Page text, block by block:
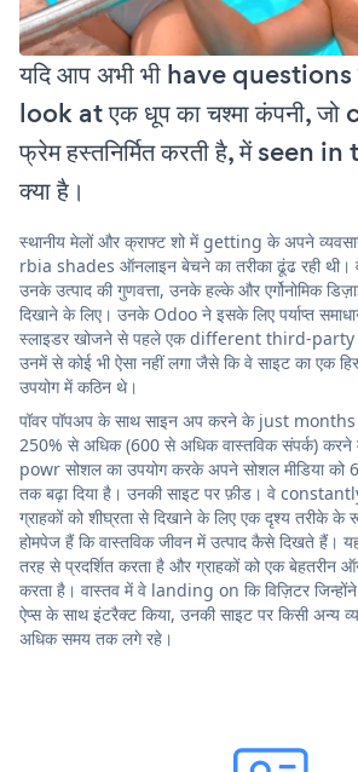
यदि आप अभी भी have questions
look at एक धूप का चश्मा कंपनी,
फ्रेम हस्तनिर्मित करती है, में seen
क्या है।
स्थानीय मेलों और क्राफ्ट शो में getting के अपने
rbia shades ऑनलाइन बेचने का तरीका ढूंढ रही
उनके उत्पाद की गुणवत्ता, उनके हल्के और एर्गोनोमिक
दिखाने के लिए। उनके Odoo ने इसके लिए पर्याप्त
स्लाइडर खोजने से पहले एक different third-party
उनमें से कोई भी ऐसा नहीं लगा जैसे कि वे साइट का एक
उपयोग में कठिन थे।
पॉवर पॉपअप के साथ साइन अप करने के just months
250% से अधिक (600 से अधिक वास्तविक संपर्क)
powr सोशल का उपयोग करके अपने सोशल मीडिया को
तक बढ़ा दिया है। उनकी साइट पर फ़ीड। वे
ग्राहकों को शीघ्रता से दिखाने के लिए एक दृश्य तरीके
होमपेज हैं कि वास्तविक जीवन में उत्पाद कैसे दिखते हैं।
तरह से प्रदर्शित करता है और ग्राहकों को एक बेहतरीन
करता है। वास्तव में वे landing on कि विज़िटर
ऐप्स के साथ इंटरैक्ट किया, उनकी साइट पर किसी अन्य
अधिक समय तक लगे रहे।